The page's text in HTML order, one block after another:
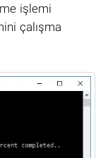
işlemi
çalışma